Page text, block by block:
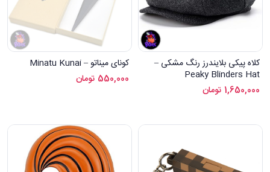
کلاه پیکی بلایندرز رنگ مشکی –
Peaky Blinders Hat
1,650,000 تومان
کونای میناتو – Minatu Kunai
550,000 تومان